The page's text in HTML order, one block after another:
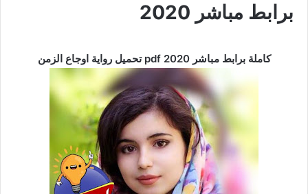
برابط مباشر 2020
تحميل رواية اوجاع الزمن pdf كاملة برابط مباشر 2020